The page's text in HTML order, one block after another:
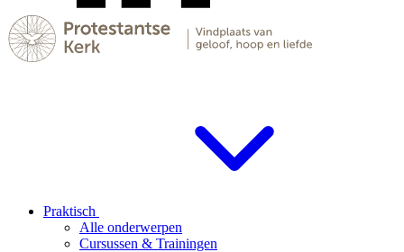
Praktisch
Alle onderwerpen
Cursussen & Trainingen